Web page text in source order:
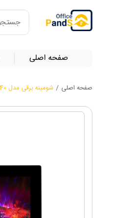
صفحه اصلی
صفحه اصلی / شومینه برقی مدل LCD-140